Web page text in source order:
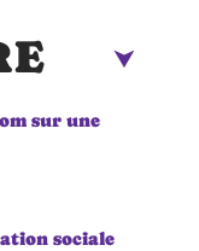
sur une
sociale